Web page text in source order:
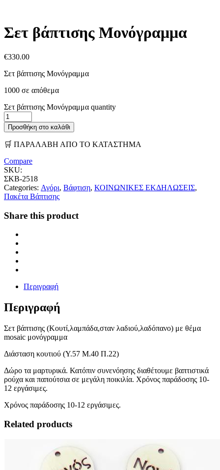
Σετ βάπτισης Μονόγραμμα
€330.00
Σετ βάπτισης Μονόγραμμα
1000 σε απόθεμα
Σετ βάπτισης Μονόγραμμα quantity
Προσθήκη στο καλάθι
🛒 ΠΑΡΑΛΑΒΗ ΑΠΟ ΤΟ ΚΑΤΑΣΤΗΜΑ
Compare
SKU:
ΣΚΒ-2518
Categories: Αγόρι, Βάφτιση, ΚΟΙΝΩΝΙΚΕΣ ΕΚΔΗΛΩΣΕΙΣ,
Πακέτα Βάπτισης
Share this product
Περιγραφή
Περιγραφή
Σετ βάπτισης (Κουτί,λαμπάδα,σταν λαδιού,λαδόπανο) με θέμα
mosaic μονόγραμμα
Διάσταση κουτιού (Υ.57 Μ.40 Π.22)
Δώρο τα μαρτυρικά. Κατόπιν συνενόησης διαθέτουμε βαπτιστικά
ρούχα και παπούτσια σε μεγάλη ποικιλία. Χρόνος παράδοσης 10-
12 εργάσιμες.
Χρόνος παράδοσης 10-12 εργάσιμες.
Related products